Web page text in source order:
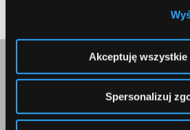
Akceptuję wszystkie
Spersonalizuj
Skontaktuj